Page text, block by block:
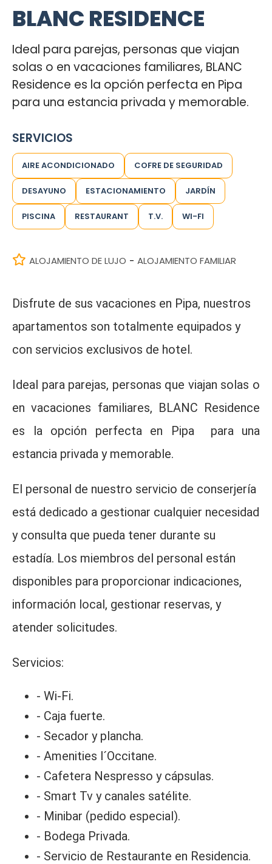
BLANC RESIDENCE
Ideal para parejas, personas que viajan
solas o en vacaciones familiares, BLANC
Residence es la opción perfecta en Pipa
para una estancia privada y memorable.
SERVICIOS
AIRE ACONDICIONADO COFRE DE SEGURIDAD
DESAYUNO ESTACIONAMIENTO JARDÍN
PISCINA RESTAURANT T.V. WI-FI
ALOJAMIENTO DE LUJO - ALOJAMIENTO FAMILIAR
Disfrute de sus vacaciones en Pipa, nuestros
apartamentos son totalmente equipados y
con servicios exclusivos de hotel.
Ideal para parejas, personas que viajan solas o
en vacaciones familiares, BLANC Residence
es la opción perfecta en Pipa para una
estancia privada y memorable.
El personal de nuestro servicio de conserjería
está dedicado a gestionar cualquier necesidad
y consulta que pueda tener durante su
estadía. Los miembros del personal están
disponibles para proporcionar indicaciones,
información local, gestionar reservas, y
atender solicitudes.
Servicios:
- Wi-Fi.
- Caja fuerte.
- Secador y plancha.
- Amenities l´Occitane.
- Cafetera Nespresso y cápsulas.
- Smart Tv y canales satélite.
- Minibar (pedido especial).
- Bodega Privada.
- Servicio de Restaurante en Residencia.